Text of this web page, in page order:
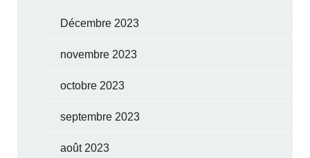
Décembre 2023
novembre 2023
octobre 2023
septembre 2023
août 2023